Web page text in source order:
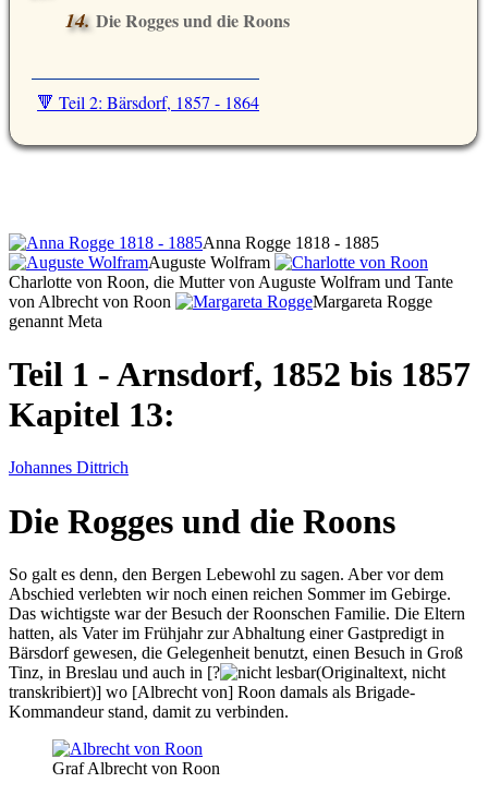
Die Rogges und die Roons
🔻 Teil 2: Bärsdorf, 1857 - 1864
Anna Rogge 1818 - 1885
Auguste Wolfram
Charlotte von Roon, die Mutter von Auguste Wolfram und Tante
von Albrecht von Roon
Margareta Rogge
genannt Meta
Teil 1 - Arnsdorf, 1852 bis 1857
Kapitel 13:
Johannes Dittrich
Die Rogges und die Roons
So galt es denn, den Bergen Lebewohl zu sagen. Aber vor dem
Abschied verlebten wir noch einen reichen Sommer im Gebirge.
Das wichtigste war der Besuch der Roonschen Familie. Die Eltern
hatten, als Vater im Frühjahr zur Abhaltung einer Gastpredigt in
Bärsdorf gewesen, die Gelegenheit benutzt, einen Besuch in Groß
Tinz, in Breslau und auch in [?
(Originaltext, nicht
transkribiert)] wo [Albrecht von] Roon damals als Brigade-
Kommandeur stand, damit zu verbinden.
Graf Albrecht von Roon